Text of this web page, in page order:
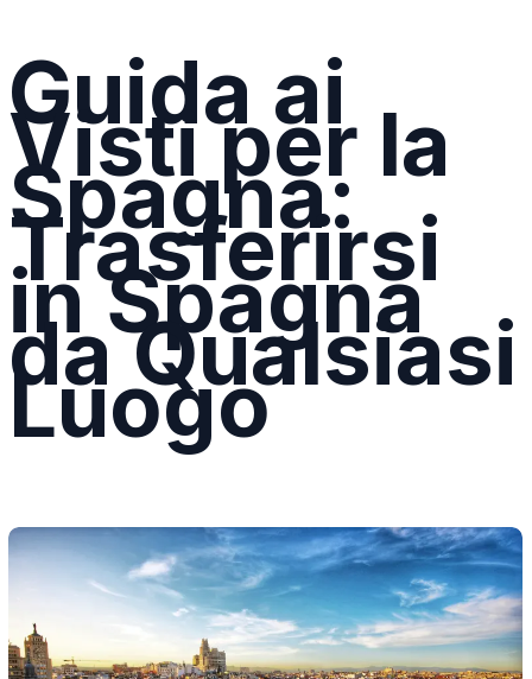
Guida ai
Visti per la
Spagna:
Trasferirsi
in Spagna
da Qualsiasi
Luogo